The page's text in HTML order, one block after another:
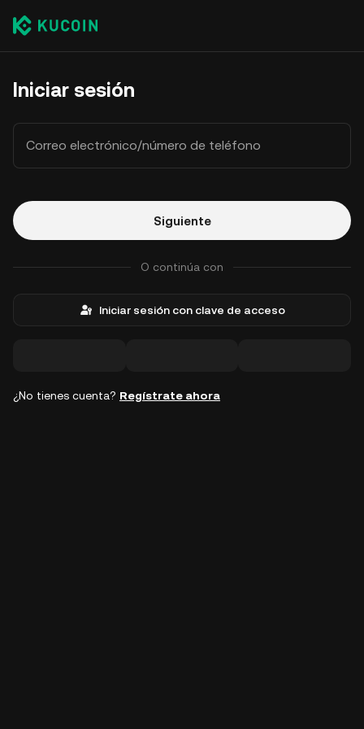
Iniciar sesión
Correo electrónico/número de teléfono
Siguiente
O continúa con
Iniciar sesión con clave de acceso
¿No tienes cuenta? Regístrate ahora